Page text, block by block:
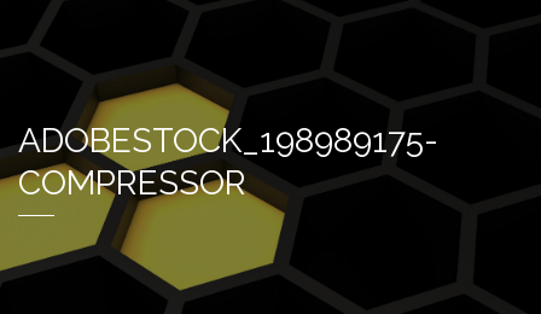
ADOBESTOCK_198989175-
COMPRESSOR